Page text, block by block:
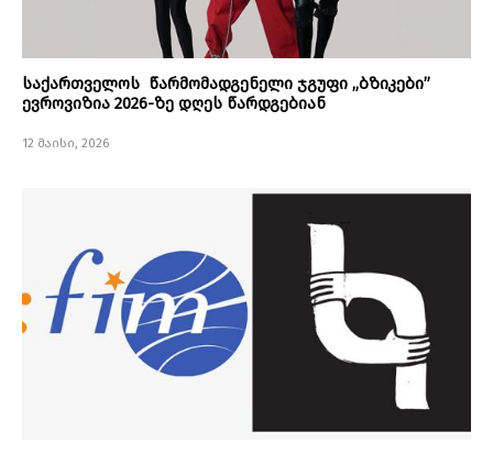
საქართველოს წარმომადგენელი ჯგუფი „ბზიკები”
ევროვიზია 2026-ზე დღეს წარდგებიან
12 მაისი, 2026